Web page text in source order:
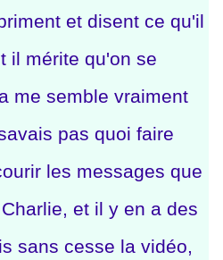
et disent ce qu'il
il mérite qu'on se
me semble vraiment
pas quoi faire
les messages que
et il y en a des
sans cesse la vidéo,